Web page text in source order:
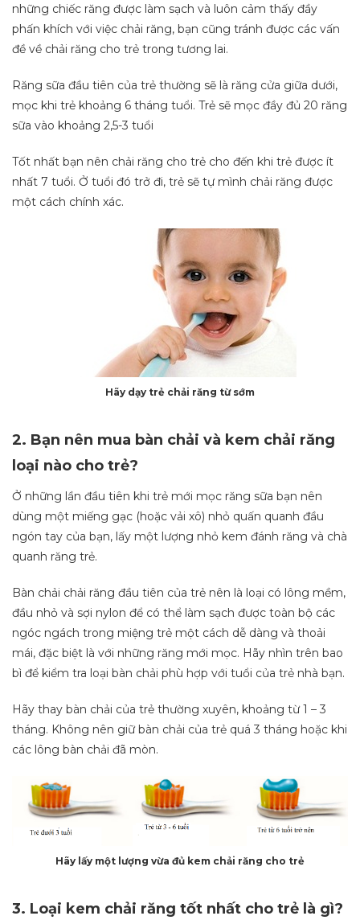
những chiếc răng được làm sạch và luôn cảm thấy đầy
phấn khích với việc chải răng, bạn cũng tránh được các vấn
đề về chải răng cho trẻ trong tương lai.
Răng sữa đầu tiên của trẻ thường sẽ là răng cửa giữa dưới,
mọc khi trẻ khoảng 6 tháng tuổi. Trẻ sẽ mọc đầy đủ 20 răng
sữa vào khoảng 2,5-3 tuổi
Tốt nhất bạn nên chải răng cho trẻ cho đến khi trẻ được ít
nhất 7 tuổi. Ở tuổi đó trở đi, trẻ sẽ tự mình chải răng được
một cách chính xác.
Hãy dạy trẻ chải răng từ sớm
2. Bạn nên mua bàn chải và kem chải răng
loại nào cho trẻ?
Ở những lần đầu tiên khi trẻ mới mọc răng sữa bạn nên
dùng một miếng gạc (hoặc vải xô) nhỏ quấn quanh đầu
ngón tay của bạn, lấy một lượng nhỏ kem đánh răng và chà
quanh răng trẻ.
Bàn chải chải răng đầu tiên của trẻ nên là loại có lông mềm,
đầu nhỏ và sợi nylon để có thể làm sạch được toàn bộ các
ngóc ngách trong miệng trẻ một cách dễ dàng và thoải
mái, đặc biệt là với những răng mới mọc. Hãy nhìn trên bao
bì để kiểm tra loại bàn chải phù hợp với tuổi của trẻ nhà bạn.
Hãy thay bàn chải của trẻ thường xuyên, khoảng từ 1 – 3
tháng. Không nên giữ bàn chải của trẻ quá 3 tháng hoặc khi
các lông bàn chải đã mòn.
Hãy lấy một lượng vừa đủ kem chải răng cho trẻ
3. Loại kem chải răng tốt nhất cho trẻ là gì?